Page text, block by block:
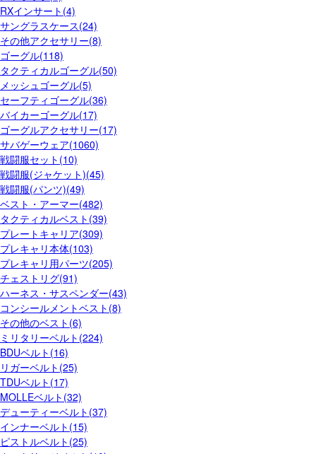
RXインサート(4)
サングラスケース(24)
その他アクセサリー(8)
ゴーグル(118)
タクティカルゴーグル(50)
メッシュゴーグル(5)
セーフティゴーグル(36)
バイカーゴーグル(17)
ゴーグルアクセサリー(17)
サバゲーウェア(1060)
戦闘服セット(10)
戦闘服(ジャケット)(45)
戦闘服(パンツ)(49)
ベスト・アーマー(482)
タクティカルベスト(39)
プレートキャリア(309)
プレキャリ本体(103)
プレキャリ用パーツ(205)
チェストリグ(91)
ハーネス・サスペンダー(43)
コンシールメントベスト(8)
その他のベスト(6)
ミリタリーベルト(224)
BDUベルト(16)
リガーベルト(25)
TDUベルト(17)
MOLLEベルト(32)
デューティーベルト(37)
インナーベルト(15)
ピストルベルト(25)